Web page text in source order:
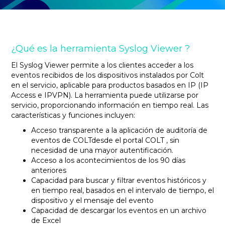
¿Qué es la herramienta Syslog Viewer ?
El Syslog Viewer permite a los clientes acceder a los
eventos recibidos de los dispositivos instalados por Colt
en el servicio, aplicable para productos basados en IP (IP
Access e IPVPN). La herramienta puede utilizarse por
servicio, proporcionando información en tiempo real. Las
características y funciones incluyen:
Acceso transparente a la aplicación de auditoría de
eventos de COLTdesde el portal COLT , sin
necesidad de una mayor autentificación.
Acceso a los acontecimientos de los 90 días
anteriores
Capacidad para buscar y filtrar eventos históricos y
en tiempo real, basados en el intervalo de tiempo, el
dispositivo y el mensaje del evento
Capacidad de descargar los eventos en un archivo
de Excel